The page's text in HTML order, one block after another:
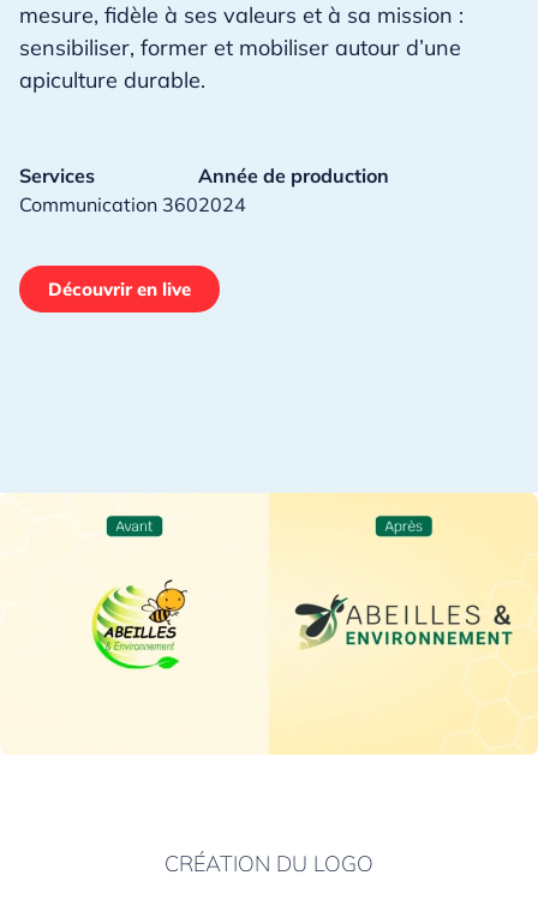
mesure, fidèle à ses valeurs et à sa mission :
sensibiliser, former et mobiliser autour d’une
apiculture durable.
Services
Communication 360
Année de production
2024
Découvrir en live
CRÉATION DU LOGO